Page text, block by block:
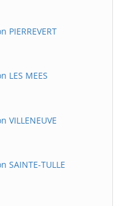
LES MEES
TULLE